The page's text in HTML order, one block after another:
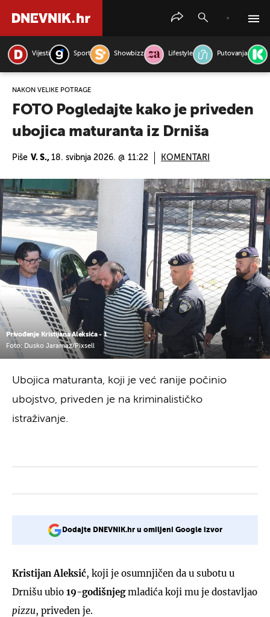
Vijesti Sport Showbizz Lifestyle Putovanja
NAKON VELIKE POTRAGE
FOTO Pogledajte kako je priveden
ubojica maturanta iz Drniša
Piše V. S., 18. svibnja 2026. @ 11:22 KOMENTARI
Privođenje Kristijana Aleksića - 1
Foto: Dusko Jaramaz/Pixsell
Ubojica maturanta, koji je već ranije počinio
ubojstvo, priveden je na kriminalističko
istraživanje.
Dodajte DNEVNIK.hr u omiljeni Google izvor
Kristijan Aleksić, koji je osumnjičen da u subotu u
Drnišu ubio 19-godišnjegmladića koji mu je dostavljao
pizzu, priveden je.
PRETRAŽITE VIJESTI